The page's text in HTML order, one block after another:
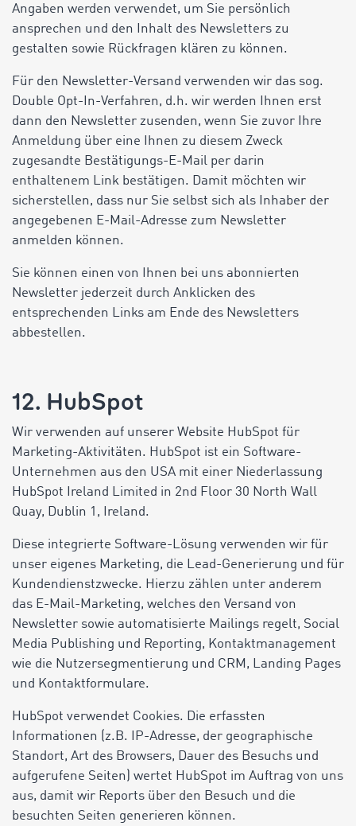
Angaben werden verwendet, um Sie persönlich
ansprechen und den Inhalt des Newsletters zu
gestalten sowie Rückfragen klären zu können.
Für den Newsletter-Versand verwenden wir das sog.
Double Opt-In-Verfahren, d.h. wir werden Ihnen erst
dann den Newsletter zusenden, wenn Sie zuvor Ihre
Anmeldung über eine Ihnen zu diesem Zweck
zugesandte Bestätigungs-E-Mail per darin
enthaltenem Link bestätigen. Damit möchten wir
sicherstellen, dass nur Sie selbst sich als Inhaber der
angegebenen E-Mail-Adresse zum Newsletter
anmelden können.
Sie können einen von Ihnen bei uns abonnierten
Newsletter jederzeit durch Anklicken des
entsprechenden Links am Ende des Newsletters
abbestellen.
12. HubSpot
Wir verwenden auf unserer Website HubSpot für
Marketing-Aktivitäten. HubSpot ist ein Software-
Unternehmen aus den USA mit einer Niederlassung
HubSpot Ireland Limited in 2nd Floor 30 North Wall
Quay, Dublin 1, Ireland.
Diese integrierte Software-Lösung verwenden wir für
unser eigenes Marketing, die Lead-Generierung und für
Kundendienstzwecke. Hierzu zählen unter anderem
das E-Mail-Marketing, welches den Versand von
Newsletter sowie automatisierte Mailings regelt, Social
Media Publishing und Reporting, Kontaktmanagement
wie die Nutzersegmentierung und CRM, Landing Pages
und Kontaktformulare.
HubSpot verwendet Cookies. Die erfassten
Informationen (z.B. IP-Adresse, der geographische
Standort, Art des Browsers, Dauer des Besuchs und
aufgerufene Seiten) wertet HubSpot im Auftrag von uns
aus, damit wir Reports über den Besuch und die
besuchten Seiten generieren können.